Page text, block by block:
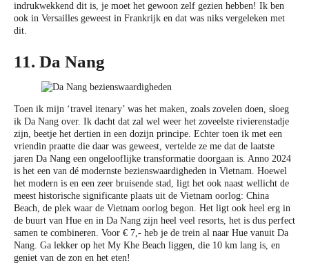
indrukwekkend dit is, je moet het gewoon zelf gezien hebben! Ik ben
ook in Versailles geweest in Frankrijk en dat was niks vergeleken met
dit.
11. Da Nang
Toen ik mijn ‘travel itenary’ was het maken, zoals zovelen doen, sloeg
ik Da Nang over. Ik dacht dat zal wel weer het zoveelste rivierenstadje
zijn, beetje het dertien in een dozijn principe. Echter toen ik met een
vriendin praatte die daar was geweest, vertelde ze me dat de laatste
jaren Da Nang een ongelooflijke transformatie doorgaan is. Anno 2024
is het een van dé modernste bezienswaardigheden in Vietnam. Hoewel
het modern is en een zeer bruisende stad, ligt het ook naast wellicht de
meest historische significante plaats uit de Vietnam oorlog: China
Beach, de plek waar de Vietnam oorlog begon. Het ligt ook heel erg in
de buurt van Hue en in Da Nang zijn heel veel resorts, het is dus perfect
samen te combineren. Voor € 7,- heb je de trein al naar Hue vanuit Da
Nang. Ga lekker op het My Khe Beach liggen, die 10 km lang is, en
geniet van de zon en het eten!